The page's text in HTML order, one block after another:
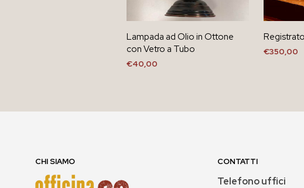
Lampada ad Olio in Ottone
con Vetro a Tubo
€40,00
€350,00
CHI SIAMO CONTATTI
Telefono uffici